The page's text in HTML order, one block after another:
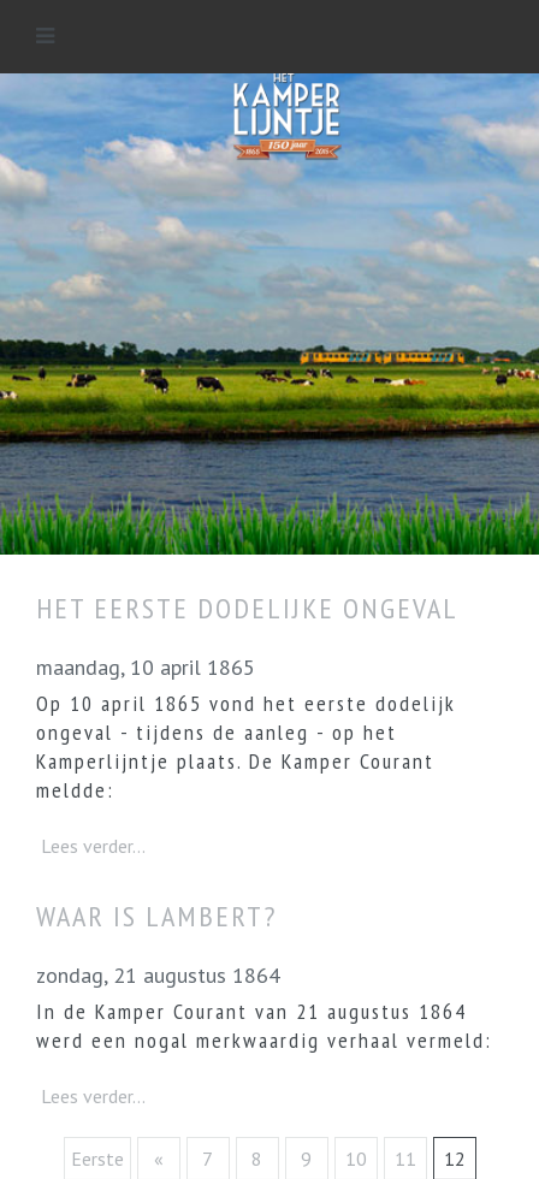
IJsseldelta
MEER INFORMATIE
HET EERSTE DODELIJKE ONGEVAL
maandag, 10 april 1865
Op 10 april 1865 vond het eerste dodelijk
ongeval - tijdens de aanleg - op het
Kamperlijntje plaats. De Kamper Courant
meldde:
Lees verder...
WAAR IS LAMBERT?
zondag, 21 augustus 1864
In de Kamper Courant van 21 augustus 1864
werd een nogal merkwaardig verhaal vermeld:
Lees verder...
Eerste « 7 8 9 10 11 12